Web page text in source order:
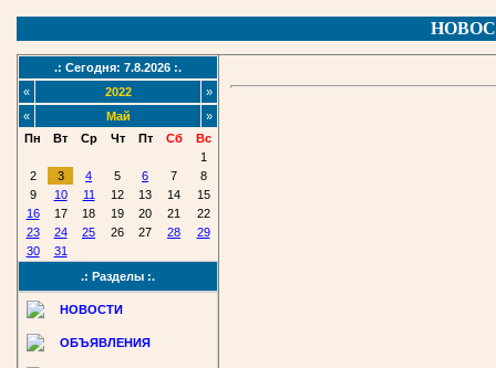
.: Сегодня: 7.8.2026 :.
«
2022
»
«
Май
»
Пн
Вт Ср Чт Пт Сб
Вс
1
2
3 4 5 6 7
8
9
10 11 12 13 14
15
16
17 18 19 20 21
22
23
24 25 26 27 28
29
30
31
.: Разделы :.
НОВОСТИ
ОБЪЯВЛЕНИЯ